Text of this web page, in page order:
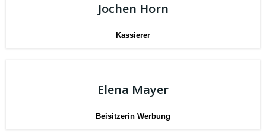
Jochen Horn
Kassierer
Elena Mayer
Beisitzerin Werbung